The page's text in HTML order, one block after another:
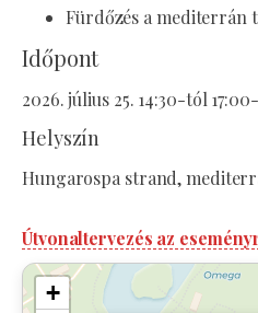
Fürdőzés a mediterrán
Időpont
2026. július 25. 14:30-tól
Helyszín
Hungarospa strand,
Útvonaltervezés az
+